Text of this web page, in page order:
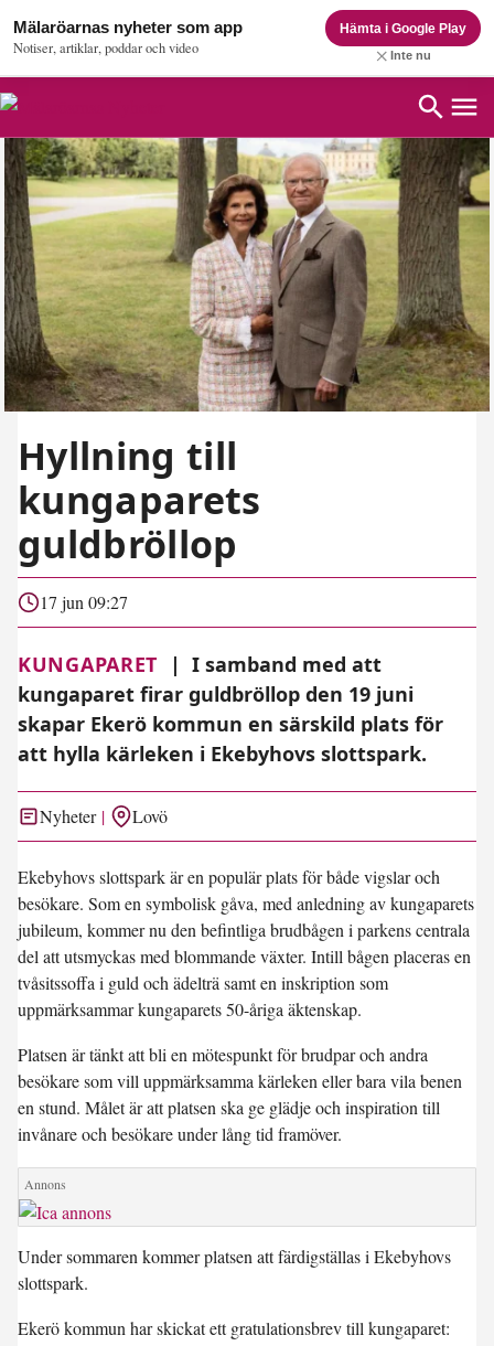
Mälaröarnas nyheter som app
Notiser, artiklar, poddar och video
Hämta i Google Play
Inte nu
Hyllning till
kungaparets
guldbröllop
17 jun 09:27
KUNGAPARET | I samband med att
kungaparet firar guldbröllop den 19 juni
skapar Ekerö kommun en särskild plats för
att hylla kärleken i Ekebyhovs slottspark.
Nyheter Lovö
Ekebyhovs slottspark är en populär plats för både vigslar och
besökare. Som en symbolisk gåva, med anledning av kungaparets
jubileum, kommer nu den befintliga brudbågen i parkens centrala
del att utsmyckas med blommande växter. Intill bågen placeras en
tvåsitssoffa i guld och ädelträ samt en inskription som
uppmärksammar kungaparets 50-åriga äktenskap.
Platsen är tänkt att bli en mötespunkt för brudpar och andra
besökare som vill uppmärksamma kärleken eller bara vila benen
en stund. Målet är att platsen ska ge glädje och inspiration till
invånare och besökare under lång tid framöver.
Under sommaren kommer platsen att färdigställas i Ekebyhovs
slottspark.
Ekerö kommun har skickat ett gratulationsbrev till kungaparet: